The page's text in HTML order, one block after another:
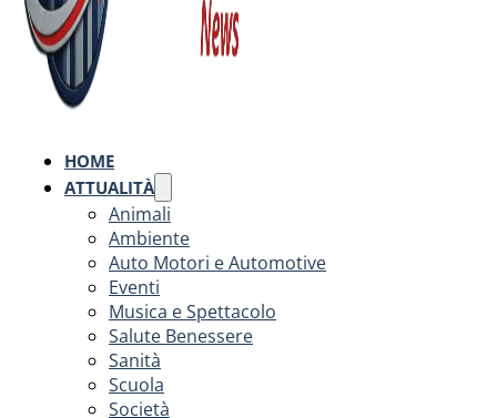
HOME
ATTUALITÀ
Animali
Ambiente
Auto Motori e Automotive
Eventi
Musica e Spettacolo
Salute Benessere
Sanità
Scuola
Società